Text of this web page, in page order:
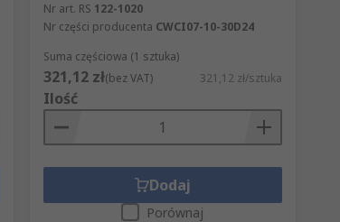
Nr art. RS 122-1020
Nr części producenta CWCI07-10-30D24
Suma częściowa (1 sztuka)
321,12 zł(bez VAT) 321,12 zł/sztuka
Ilość
Dodaj
Porównaj